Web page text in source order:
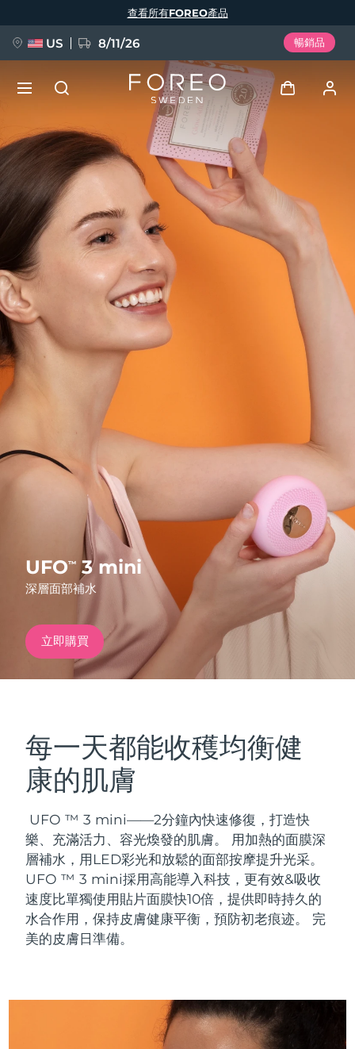
UFO™ 3 mini
深層面部補水
立即購買
每一天都能收穫均衡健
康的肌膚
UFO ™ 3 mini——2分鐘內快速修復，打造快
樂、充滿活力、容光煥發的肌膚。 用加熱的面膜深
層補水，用LED彩光和放鬆的面部按摩提升光采。
UFO ™ 3 mini採用高能導入科技，更有效&吸收
速度比單獨使用貼片面膜快10倍，提供即時持久的
水合作用，保持皮膚健康平衡，預防初老痕迹。 完
美的皮膚日準備。
查看所有FOREO產品
US 8/11/26 暢銷品
用戶信息
我的設備
我的訂單
我的地址
我的訂閱
新品
FAQ™ Pure Beauty-Tech Elixir
BREAKING NEWS
issa™ Teeth Whitening Set
FAQ™ Dual LED Panel
熱門產品
特別優惠 暢銷產品
紅光療法
LUNA™ 4 套裝
Anti-aging massage
LUNA™ 4 Plus
Massage, LED heating
For men, anti-aging massage
BEAR™ 2 套裝
Microcurrent toning
BEAR™ 2 go
Microcurrent toning on-the-go
Microcurrent line smoothing device
補水保濕
UFO™ 3 套裝
UFO™ 3 LED
Near-infrared and red light therapy
口腔護理
issa™ 4
issa™ 4 plus
Smart hybrid silicone sonic toothbrush
FAQ™ 抗老護理
LED 護理
語言
English Deutsch
Español
Français
Italiano
Português
Polski
Svenska
Türkçe
简体中文
發貨國家
預計送達日期8/10/26
預計送達日期8/10/26
預計送達日期8/13/26
預計送達日期8/10/26
德國 預計送達日期8/10/26
加拿大 預計送達日期
奧地利 預計送達日期8/10/26
巴林
比利時 預計送達日期8/10/26
百慕達 預計送達日期8/16/26
波士尼亞與赫塞哥維納 預計送達日期8/13/26
汶萊 預計送達日期8/15/26
加拿大 預計送達日期8/14/26
預計送達日期